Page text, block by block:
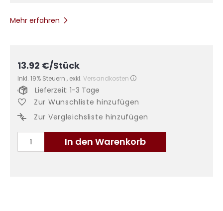
Mehr erfahren
13.92 €/Stück
Inkl. 19% Steuern , exkl. Versandkosten
In den Warenkorb
Lieferzeit: 1-3 Tage
Zur Wunschliste hinzufügen
Zur Vergleichsliste hinzufügen